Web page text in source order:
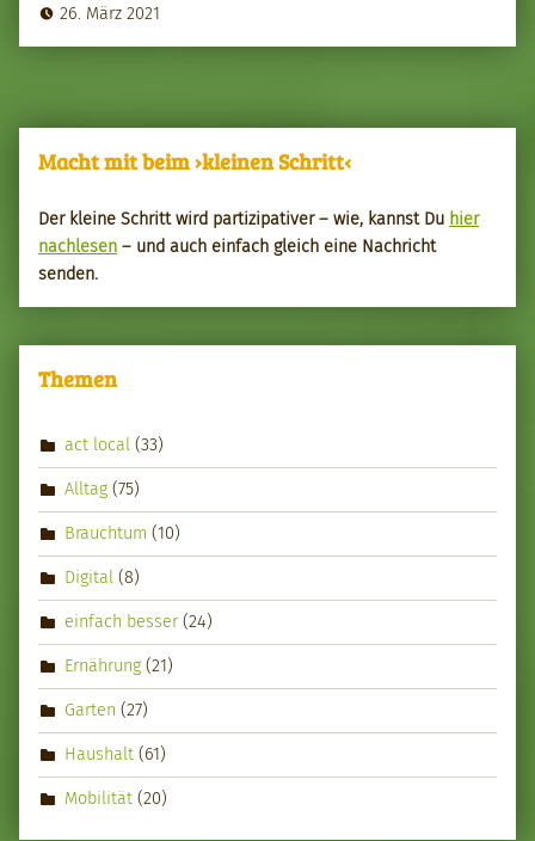
26. März 2021
Macht mit beim ›kleinen Schritt‹
Der kleine Schritt wird par­tizipa­tiv­er – wie, kannst Du hier
nach­le­sen – und auch ein­fach gle­ich eine Nachricht
senden.
Themen
act local (33)
Alltag (75)
Brauchtum (10)
Digital (8)
einfach besser(24)
Ernährung (21)
Garten (27)
Haushalt (61)
Mobilität (20)